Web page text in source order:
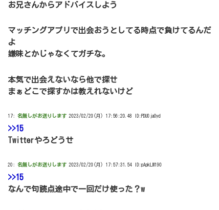
お兄さんからアドバイスしよう
マッチングアプリで出会おうとしてる時点で負けてるんだ
よ
嫌味とかじゃなくてガチな。
本気で出会えないなら他で探せ
まぁどこで探すかは教えれないけど
17: 名無しがお送りします 2023/02/20(月) 17:56:20.48 ID:PDU0jaOyd
>>15
Twitterやろどうせ
20: 名無しがお送りします 2023/02/20(月) 17:57:31.54 ID:pApkLM190
>>15
なんで句読点途中で一回だけ使った？w